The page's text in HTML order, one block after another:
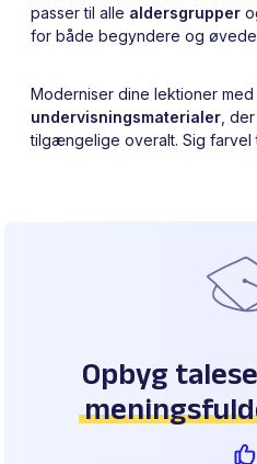
passer til alle aldersgrupper
for både begyndere og
Moderniser dine lektioner med
undervisningsmaterialer ,
tilgængelige overalt. Sig farvel
Opbyg